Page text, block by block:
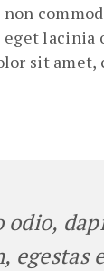
lacinia
sit amet,
odio,
egestas